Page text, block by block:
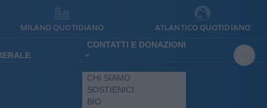
MILANO QUOTIDIANO ATLANTICO QUOTIDIANO
CONTATTI E DONAZIONI
CHI SIAMO
SOSTIENICI
BIO